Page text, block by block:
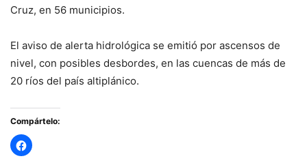
Cruz, en 56 municipios.
El aviso de alerta hidrológica se emitió por ascensos de
nivel, con posibles desbordes, en las cuencas de más de
20 ríos del país altiplánico.
Compártelo: